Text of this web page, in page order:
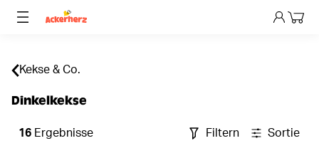
Dein
Kekse & Co.
Dinkelkekse
16 Ergebnisse Filtern Sortieren